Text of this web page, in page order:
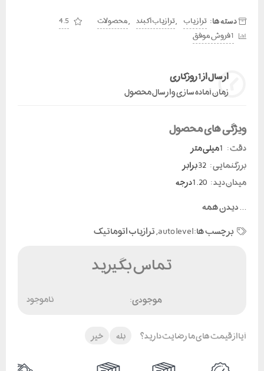
دسته ها: تراز یاب ,ترازیاب آکبند ,محصولات
4.5
1 فروش موفق
ارسال از 1 روز کاری
زمان آماده سازی و ارسال محصول
ویژگی های محصول
دقت :
بزرگنمایی :
میدان دید :
...دیدن همه
برچسب ها:auto level
,ترازیاب اتوماتیک
تماس بگیرید
موجودی: ناموجود
آیا از قیمت های ما رضایت دارید؟ بله خیر